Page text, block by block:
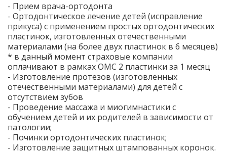
- Прием врача-ортодонта
- Ортодонтическое лечение детей (исправление
прикуса) с применением простых ортодонтических
пластинок, изготовленных отечественными
материалами (на более двух пластинок в 6 месяцев)
* в данный момент страховые компании
оплачивают в рамках ОМС 2 пластинки за 1 месяц
- Изготовление протезов (изготовленных
отечественными материалами) для детей с
отсутствием зубов
- Проведение массажа и миогимнастики с
обучением детей и их родителей в зависимости от
патологии;
- Починки ортодонтических пластинок;
- Изготовление защитных штампованных коронок.